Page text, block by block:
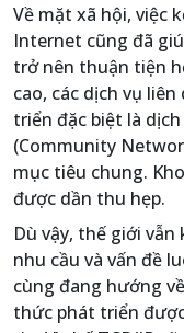
Về mặt xã hội, việc
Internet cũng đã
trở nên thuận tiện
cao, các dịch vụ
triển đặc biệt là
(Community
mục tiêu chung.
được dần thu hẹp.
Dù vậy, thế giới
nhu cầu và vấn đề
cùng đang hướng
thức phát triển